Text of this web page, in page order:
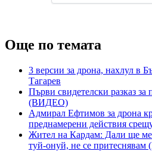
Още по темата
3 версии за дрона, нахлул в
Тагарев
Първи свидетелски разказ за
(ВИДЕО)
Адмирал Ефтимов за дрона
преднамерени действия
Жител на Кардам: Дали ще
туй-онуй, не се